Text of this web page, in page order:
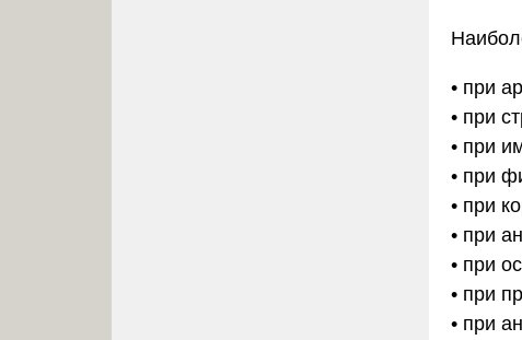
• при
• при
• при
• при
• при
• при
• при
• при
• при